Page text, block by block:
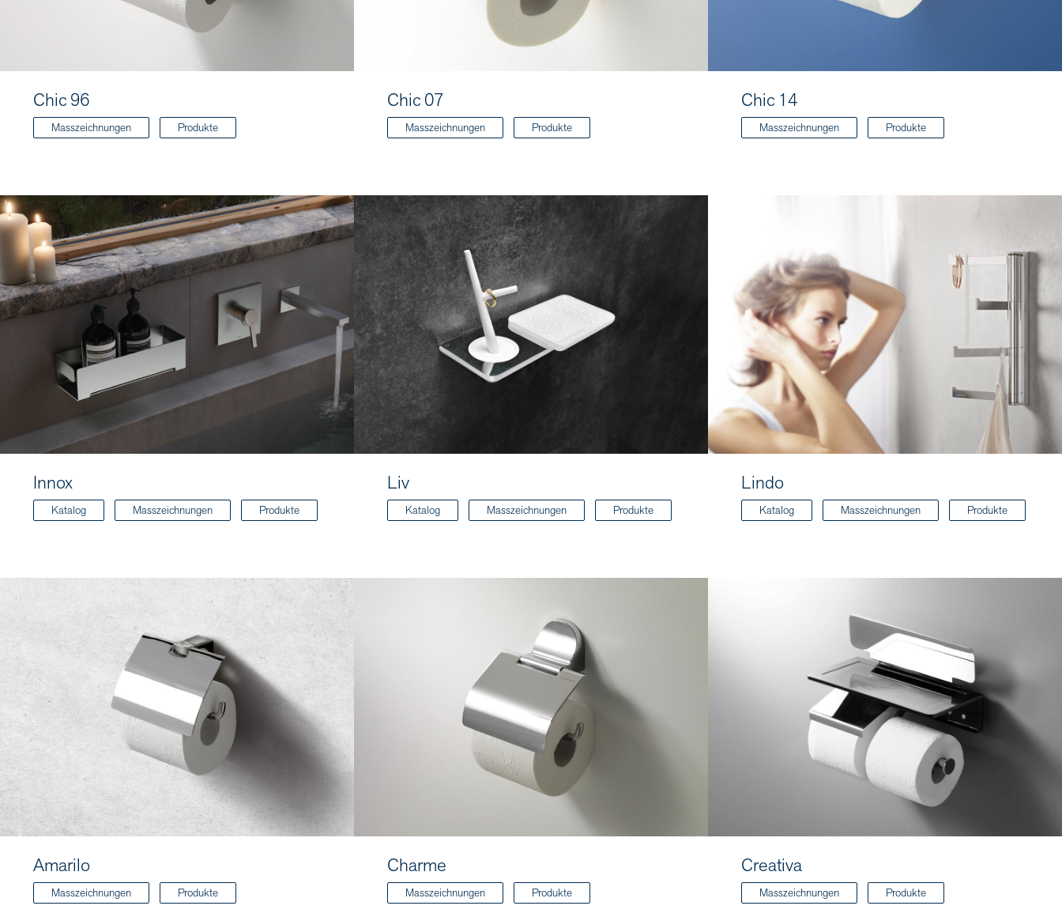
Chic 96
Masszeichnungen Produkte
Chic 07
Masszeichnungen Produkte
Chic 14
Masszeichnungen Produkte
Innox
Katalog Masszeichnungen Produkte
Liv
Katalog Masszeichnungen Produkte
Lindo
Katalog Masszeichnungen Produkte
Amarilo
Masszeichnungen Produkte
Charme
Masszeichnungen Produkte
Creativa
Masszeichnungen Produkte